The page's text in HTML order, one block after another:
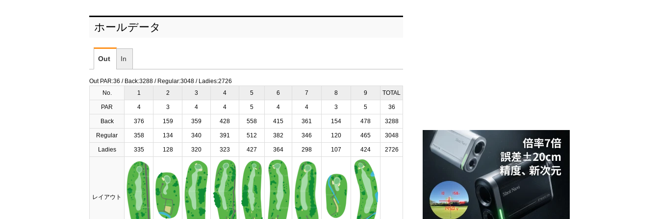
ホールデータ
Out In
Out PAR:36 / Back:3288 / Regular:3048 / Ladies:2726
No.
1 2 3 4 5 6 7 8 9 TOTAL
PAR 4 3 4 4 5 4 4 3 5 36
Back 376 159 359 428 558 415 361 154 478 3288
Regular 358 134 340 391 512 382 346 120 465 3048
Ladies 335 128 320 323 427 364 298 107 424 2726
レイアウト